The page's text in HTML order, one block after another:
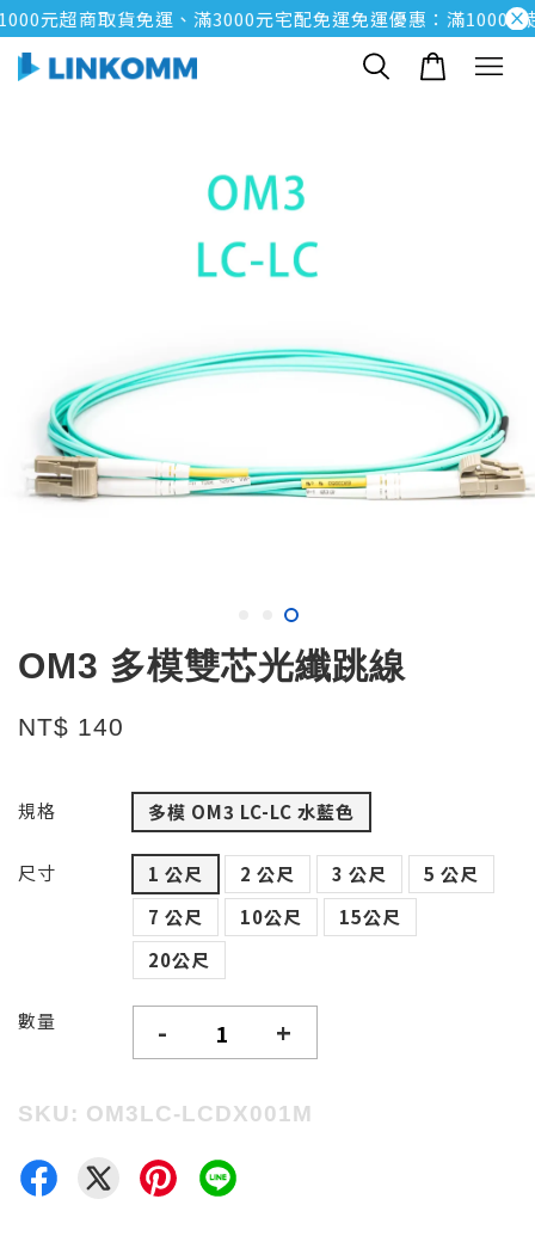
元超商取貨免運、滿3000元宅配免運免運優惠：滿1000元超
OM3 多模雙芯光纖跳線
NT$ 140
規格 多模 OM3 LC-LC 水藍色
尺寸 1 公尺 2 公尺 3 公尺
5 公尺
7 公尺
10公尺
15公尺
20公尺
數量 - +
SKU: OM3LC-LCDX001M